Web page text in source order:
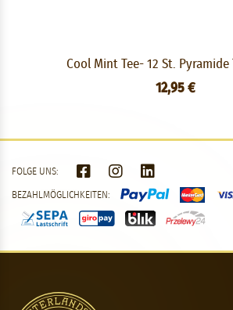
Cool Mint Tee- 12 St. Pyramide
12,95 €
FOLGE UNS:
BEZAHLMÖGLICHKEITEN: